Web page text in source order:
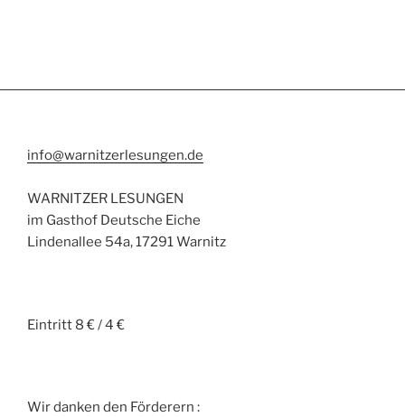
info@warnitzerlesungen.de
WARNITZER LESUNGEN
im Gasthof Deutsche Eiche
Lindenallee 54a, 17291 Warnitz
Eintritt 8 € / 4 €
Wir danken den Förderern :